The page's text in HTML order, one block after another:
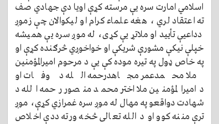
اسلامي امارت سره یې مرسته کړې اویا دې جهادي صف
ته اعتقاد لري ، هغه علماء کرام او لیکوالان چې زموږ
دداعیې تأیید او ملاتړ یې کړی، له موږ سره یې همیشه
خپلې نیکې مشورې شریکې او خواخوږي څرګنده کړې او
په خاص ډول په تیره موده کې یې د مرحوم امیرالمؤمنین
ملا محمدعمر مجاهدرحمه الله د وفات او
دامیرالمؤمنین ملا اختر محمد منصور رحمه الله د
شهادت دواقعو په مهال له موږ سره غمرازي کړې، موږ
ترې مننه کوو او د الله تعالی څخه ورته ددې اخلاص